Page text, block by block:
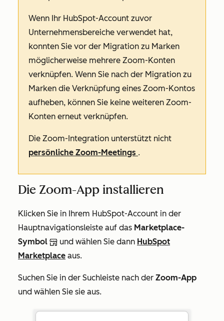
Wenn Ihr HubSpot-Account zuvor
Unternehmensbereiche verwendet hat,
konnten Sie vor der Migration zu Marken
möglicherweise mehrere Zoom-Konten
verknüpfen. Wenn Sie nach der Migration zu
Marken die Verknüpfung eines Zoom-Kontos
aufheben, können Sie keine weiteren Zoom-
Konten erneut verknüpfen.
Die Zoom-Integration unterstützt nicht
persönliche Zoom-Meetings .
Die Zoom-App installieren
Klicken Sie in Ihrem HubSpot-Account in der
Hauptnavigationsleiste auf das Marketplace-
Symbol
und wählen Sie dann HubSpot
Marketplace aus.
Suchen Sie in der Suchleiste nach der Zoom-App
und wählen Sie sie aus.